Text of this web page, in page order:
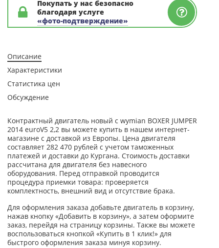
Покупать у нас безопасно
благодаря услуге
«фото-подтверждение»
Описание
Характеристики
Статистика цен
Обсуждение
Контрактный двигатель новый с wymian BOXER JUMPER
2014 euroV5 2,2 вы можете купить в нашем интернет-
магазине с доставкой из Европы. Цена двигателя
составляет 282 470 рублей с учетом таможенных
платежей и доставки до Кургана. Стоимость доставки
рассчитана для двигателя без навесного
оборудования. Перед отправкой проводится
процедура приемки товара: проверяется
комплектность, внешний вид и отсутствие брака.
Для оформления заказа добавьте двигатель в корзину,
нажав кнопку «Добавить в корзину», а затем оформите
заказ, перейдя на страницу корзины. Также вы можете
воспользоваться кнопкой «Купить в 1 клик!» для
быстрого оформления заказа минуя корзину.